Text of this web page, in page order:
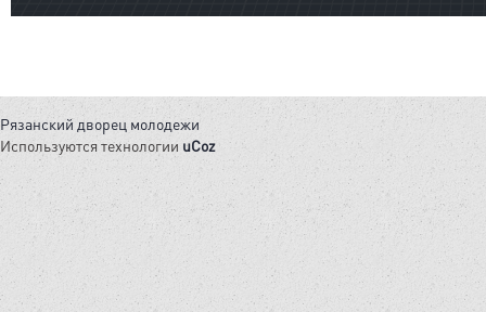
Рязанский дворец молодежи
Используются технологии uCoz